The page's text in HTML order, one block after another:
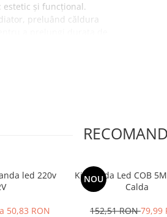
și funcțional.
preluând căldura
în timp).
praf, umiditate și
pentru a evita efectul de
(17mm lățime x
extrem de simplu și
include tot ce ai nevoie
led 220v
50,83 RON
NOU
Kit Banda Led COB
Calda
152,51 RON79,99